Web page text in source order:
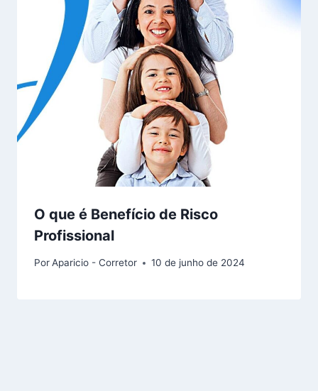
O que é Benefício de Risco
Profissional
PorAparicio - Corretor 10 de junho de 2024